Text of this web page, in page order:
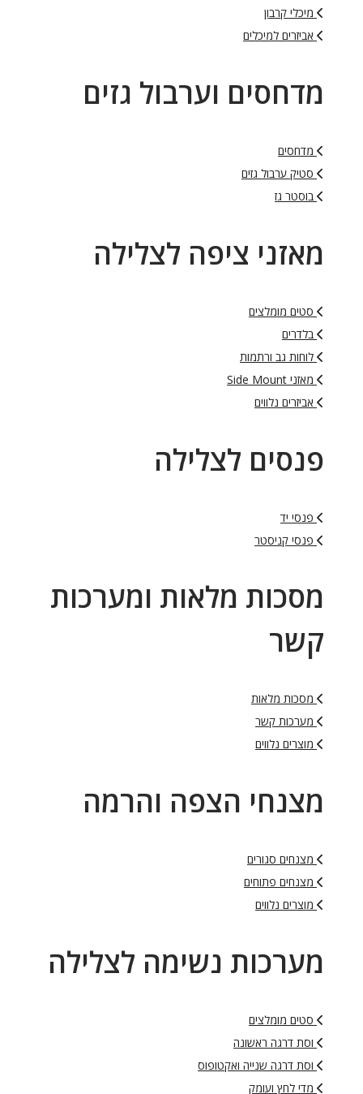
מיכלי קרבון
אביזרים למיכלים
מדחסים וערבול גזים
מדחסים
סטיק ערבול גזים
בוסטר גז
מאזני ציפה לצלילה
סטים מומלצים
בלדרים
לוחות גב ורתמות
מאזני Side Mount
אביזרים נלווים
פנסים לצלילה
פנסי יד
פנסי קניסטר
מסכות מלאות ומערכות
קשר
מסכות מלאות
מערכות קשר
מוצרים נלווים
מצנחי הצפה והרמה
מצנחים סגורים
מצנחים פתוחים
מוצרים נלווים
מערכות נשימה לצלילה
סטים מומלצים
וסת דרגה ראשונה
וסת דרגה שנייה ואקטופוס
מדי לחץ ועומק